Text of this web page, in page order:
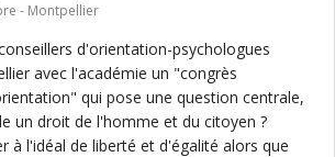
- Montpellier
d'orientation-psychologues
avec l'académie un "congrès
qui pose une question centrale,
un droit de l'homme et du citoyen ?
à l'idéal de liberté et d'égalité alors que